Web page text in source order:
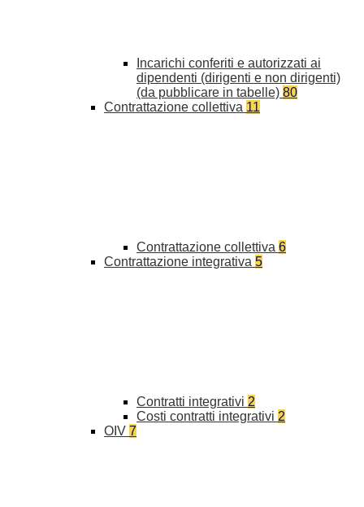
Incarichi conferiti e autorizzati ai
dipendenti (dirigenti e non dirigenti)
(da pubblicare in tabelle) 80
Contrattazione collettiva 11
Contrattazione collettiva 6
Contrattazione integrativa 5
Contratti integrativi 2
Costi contratti integrativi 2
OIV 7